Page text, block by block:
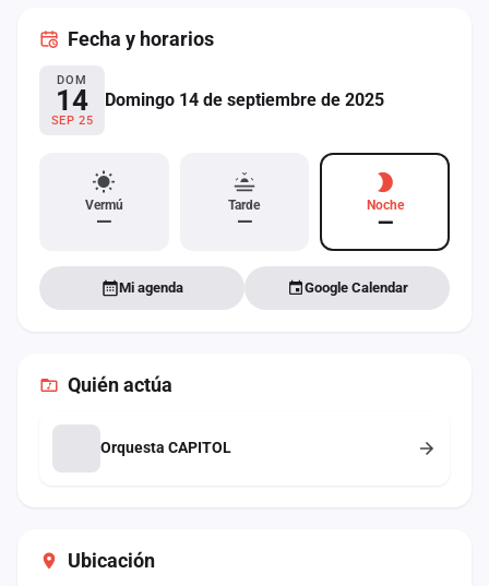
Ubicación
Fecha y horarios
DOM
14
SEP 25
Domingo 14 de septiembre de 2025
Vermú
—
Tarde
—
Noche
—
Mi agenda Google Calendar
Quién actúa
Orquesta CAPITOL
Administración
Contacto